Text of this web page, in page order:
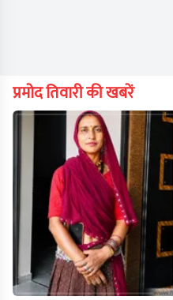
प्रमोद तिवारी की खबरें